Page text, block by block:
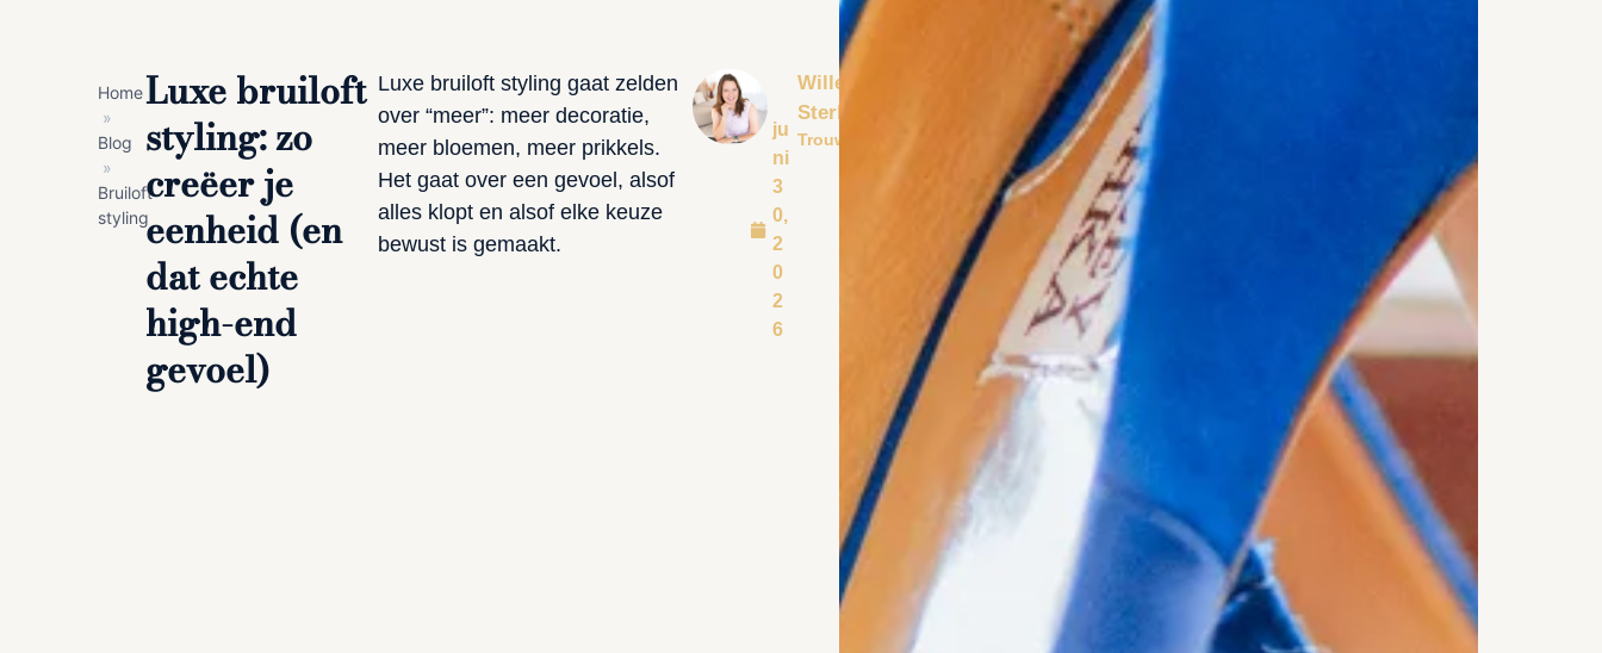
Home
»
Blog
»
Bruiloft
styling
Luxe bruiloft
styling: zo
creëer je
eenheid (en
dat echte
high-end
gevoel)
Luxe bruiloft styling gaat zelden
over “meer”: meer decoratie,
meer bloemen, meer prikkels.
Het gaat over een gevoel, alsof
alles klopt en alsof elke keuze
bewust is gemaakt.
Willemijn
Sterke
Trouwfotograaf
ju
ni
3
0,
2
0
2
6